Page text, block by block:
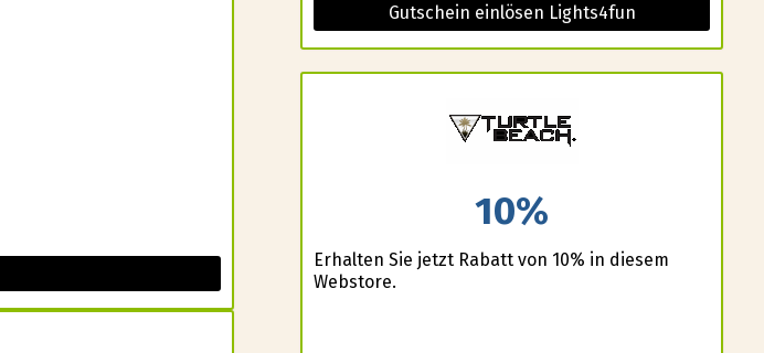
Gutschein einlösen Lights4fun
10%
Erhalten Sie jetzt Rabatt von 10% in diesem
Webstore.